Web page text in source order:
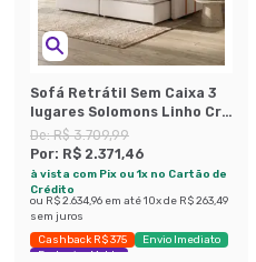
Sofá Retrátil Sem Caixa 3
lugares Solomons Linho Cru
180 cm
De:R$ 3.709,99
Por: R$ 2.371,46
à vista com Pix ou 1x no Cartão de
Crédito
ou R$ 2.634,96 em até10x de R$ 263,49
sem juros
Cashback R$ 375
Envio Imediato
Exclusivo Mobly